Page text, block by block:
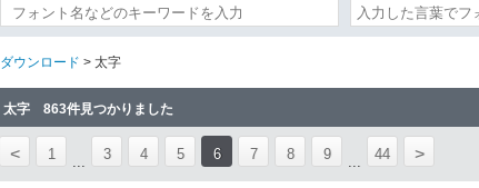
ダウンロード > 太字
太字 863件見つかりました
< 1 ... 3 4 5 6 7 8 9 ... 44 >